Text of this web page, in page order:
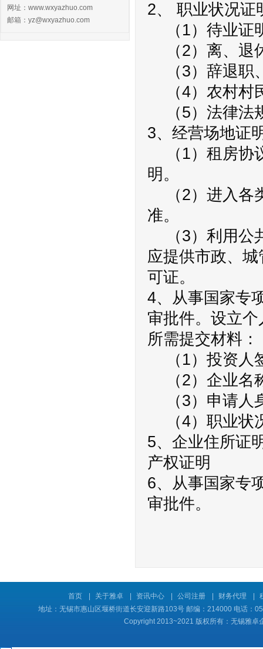
网址：www.wxyazhuo.com
邮箱：yz@wxyazhuo.com
2、 职业状况证
（1）待业证
（2）离、退
（3）辞退职
（4）农村村
（5）法律法
3、经营场地证
（1）租房协
明。
（2）进入各
准。
（3）利用公
应提供市政、
可证。
4、从事国家专
审批件。设立
所需提交材料：
（1）投资人
（2）企业名
（3）申请人
（4）职业状
5、企业住所证
产权证明
6、从事国家专
审批件。
首页 关于雅卓 资讯中心 公司注册 财务代理
地址：无锡市惠山区堰桥街道长安迎新路103号 邮编：214000 电话：
Copyright 2013~2021 版权所有：无锡雅